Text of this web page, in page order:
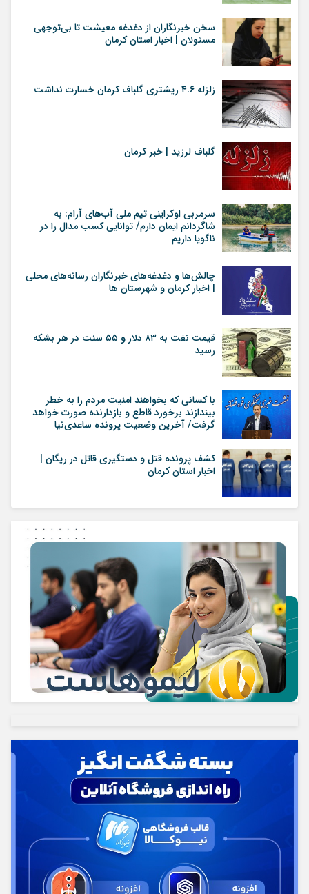
سخن خبرنگاران از دغدغه معیشت تا بی‌توجهی
مسئولان | اخبار استان کرمان
زلزله ۴.۶ ریشتری گلباف کرمان خسارت نداشت
گلباف لرزید | خبر کرمان
سرمربی اوکراینی تیم ملی آب‌های آرام: به
شاگردانم ایمان دارم/ توانایی کسب مدال را در
ناگویا داریم
چالش‌ها و دغدغه‌های خبرنگاران رسانه‌های محلی
| اخبار کرمان و شهرستان ها
قیمت نفت به ۸۳ دلار و ۵۵ سنت در هر بشکه
رسید
با کسانی که بخواهند امنیت مردم را به خطر
بیندازند برخورد قاطع و بازدارنده صورت خواهد
گرفت/ آخرین وضعیت پرونده ساعدی‌نیا
کشف پرونده قتل و دستگیری قاتل در ریگان |
اخبار استان کرمان